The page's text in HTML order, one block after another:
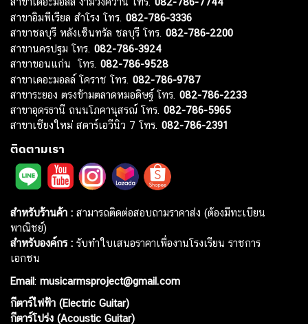
สาขาอิมพีเรียล สำโรง โทร. 082-786-3336
สาขาชลบุรี หลังเซ็นทรัล ชลบุรี โทร. 082-786-2200
สาขานครปฐม โทร. 082-786-3924
สาขาขอนแก่น โทร. 082-786-9528
สาขาเดอะมอลล์ โคราช โทร. 082-786-9787
สาขาระยอง ตรงข้ามตลาดหมอดิษฐ์ โทร. 082-786-2233
สาขาอุดรธานี ถนนโภคานุสรณ์ โทร. 082-786-5965
สาขาเชียงใหม่ สตาร์เอวีนิว 7 โทร. 082-786-2391
ติดตามเรา
สำหรับร้านค้า : สามารถติดต่อสอบถามราคาส่ง (ต้องมีทะเบียน
พาณิชย์)
สำหรับองค์กร : รับทำใบเสนอราคาเพื่องานโรงเรียน ราชการ
เอกชน
Email: musicarmsproject@gmail.com
กีตาร์ไฟฟ้า (Electric Guitar)
กีตาร์โปร่ง (Acoustic Guitar)